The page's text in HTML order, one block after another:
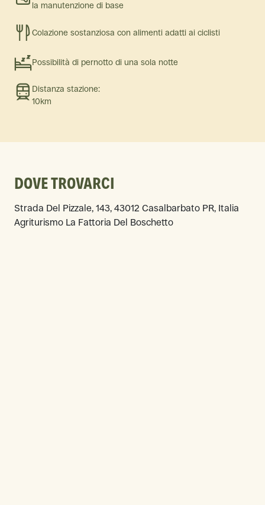
la manutenzione di base
Colazione sostanziosa con alimenti adatti ai ciclisti
Possibilità di pernotto di una sola notte
Distanza stazione:
10km
DOVE TROVARCI
Strada Del Pizzale, 143, 43012 Casalbarbato PR, Italia
Agriturismo La Fattoria Del Boschetto